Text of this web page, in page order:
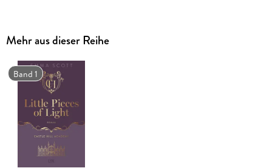
entscheiden, ob ihre Liebe es wert ist, alles aufs Spiel zu
setzen.
Mehr aus dieser Reihe
Band 1